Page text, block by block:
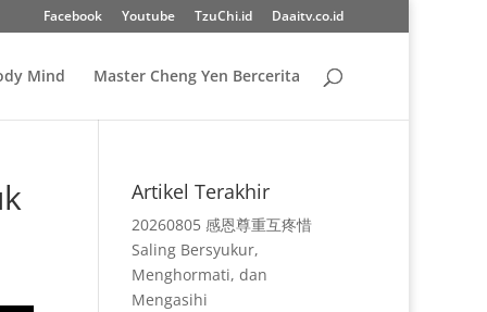
Facebook Youtube TzuChi.id Daaitv.co.id
Mind Master Cheng Yen Bercerita
Artikel Terakhir
20260805 感恩尊重互疼惜
Saling Bersyukur,
Menghormati, dan
Mengasihi